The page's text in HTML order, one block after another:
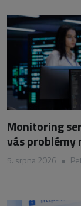
Monitoring
vás problémy
5. srpna 2026 •